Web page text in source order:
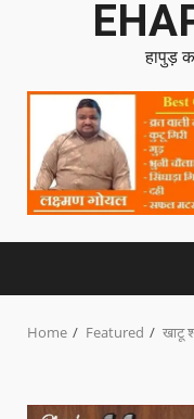
हापुड़
Home Featured खाटू